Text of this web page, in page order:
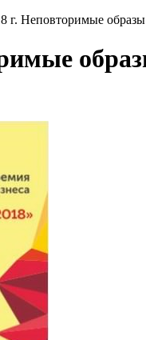
г. Неповторимые